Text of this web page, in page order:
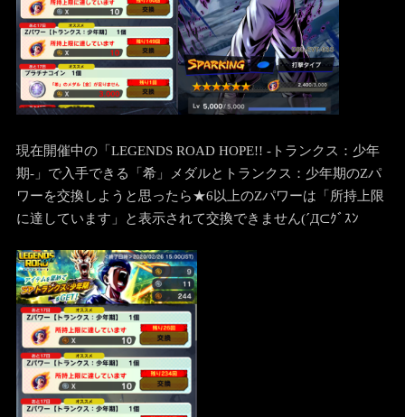
現在開催中の「LEGENDS ROAD HOPE!! -トランクス：少年
期-」で入手できる「希」メダルとトランクス：少年期のZパ
ワーを交換しようと思ったら★6以上のZパワーは「所持上限
に達しています」と表示されて交換できません(´Д⊂ｸﾞｽﾝ